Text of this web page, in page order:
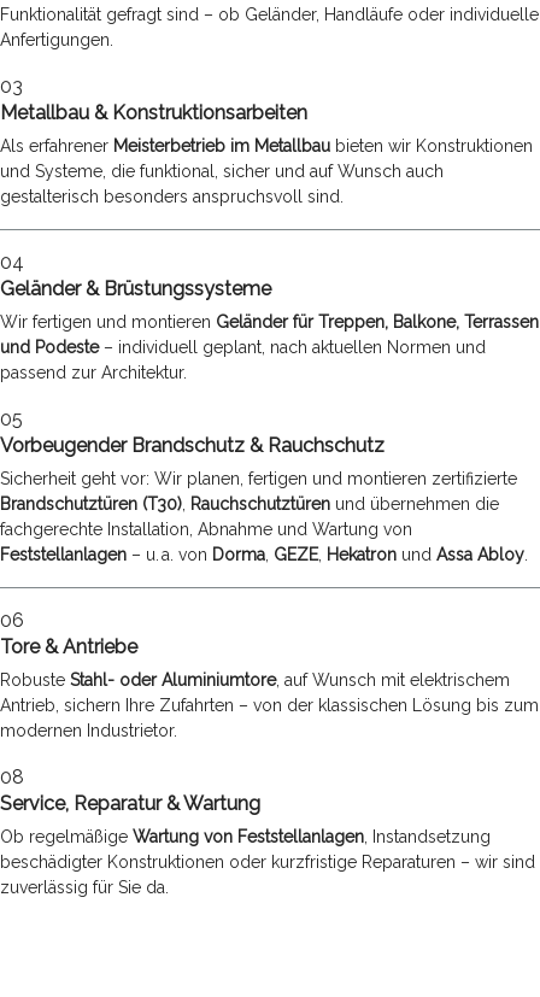
Funktionalität gefragt sind – ob Geländer, Handläufe oder individuelle
Anfertigungen.
03
Metallbau & Konstruktionsarbeiten
Als erfahrener Meisterbetrieb im Metallbau bieten wir Konstruktionen
und Systeme, die funktional, sicher und auf Wunsch auch
gestalterisch besonders anspruchsvoll sind.
04
Geländer & Brüstungssysteme
Wir fertigen und montieren Geländer für Treppen, Balkone, Terrassen
und Podeste– individuell geplant, nach aktuellen Normen und
passend zur Architektur.
05
Vorbeugender Brandschutz & Rauchschutz
Sicherheit geht vor: Wir planen, fertigen und montieren zertifizierte
Brandschutztüren (T30) Rauchschutztüren und übernehmen die
fachgerechte Installation, Abnahme und Wartung von
Feststellanlagen – u. a. von Dorma GEZE, Hekatron und Assa Abloy
06
Tore & Antriebe
Robuste Stahl- oder Aluminiumtore, auf Wunsch mit elektrischem
Antrieb, sichern Ihre Zufahrten – von der klassischen Lösung bis zum
modernen Industrietor.
08
Service, Reparatur & Wartung
Ob regelmäßige Wartung von Feststellanlagen , Instandsetzung
beschädigter Konstruktionen oder kurzfristige Reparaturen – wir sind
zuverlässig für Sie da.